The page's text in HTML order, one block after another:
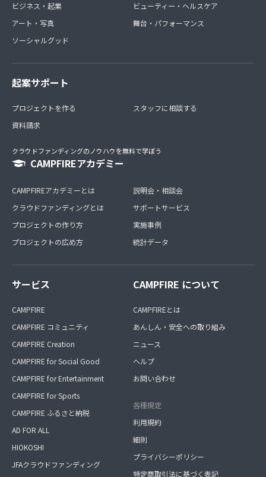
ビジネス・起業
アート・写真
ソーシャルグッド
ビューティー・ヘルスケア
舞台・パフォーマンス
起案サポート
プロジェクトを作る
資料請求
スタッフに相談する
クラウドファンディングのノウハウを無料で学ぼう
CAMPFIREアカデミー
CAMPFIREアカデミーとは
クラウドファンディングとは
プロジェクトの作り方
プロジェクトの広め方
説明会・相談会
サポートサービス
実施事例
統計データ
サービス
CAMPFIRE
CAMPFIRE コミュニティ
CAMPFIRE Creation
CAMPFIRE for Social Good
CAMPFIRE for Entertainment
CAMPFIRE for Sports
CAMPFIRE ふるさと納税
AD FOR ALL
HIOKOSHI
JFAクラウドファンディング
CAMPFIRE について
CAMPFIREとは
あんしん・安全への取り組み
ニュース
ヘルプ
お問い合わせ
各種規定
利用規約
細則
プライバシーポリシー
特定商取引法に基づく表記